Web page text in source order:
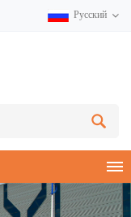
Русский